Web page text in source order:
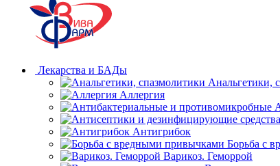
Лекарства и БАДы
Анальгетики,
Аллергия
Антигрибок
Борьба с
Варикоз. Геморрой